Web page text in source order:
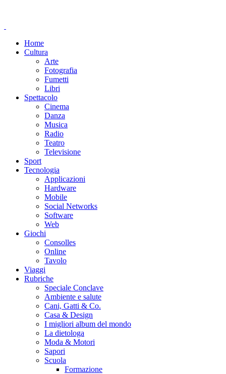
Home
Cultura
Arte
Fotografia
Fumetti
Libri
Spettacolo
Cinema
Danza
Musica
Radio
Teatro
Televisione
Sport
Tecnologia
Applicazioni
Hardware
Mobile
Social Networks
Software
Web
Giochi
Consolles
Online
Tavolo
Viaggi
Rubriche
Speciale Conclave
Ambiente e salute
Cani, Gatti & Co.
Casa & Design
I migliori album del mondo
La dietologa
Moda & Motori
Sapori
Scuola
Formazione